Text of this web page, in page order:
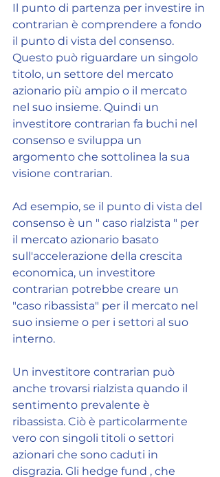
Il punto di partenza per investire in
contrarian è comprendere a fondo
il punto di vista del consenso.
Questo può riguardare un singolo
titolo, un settore del mercato
azionario più ampio o il mercato
nel suo insieme. Quindi un
investitore contrarian fa buchi nel
consenso e sviluppa un
argomento che sottolinea la sua
visione contrarian.
Ad esempio, se il punto di vista del
consenso è un " caso rialzista " per
il mercato azionario basato
sull'accelerazione della crescita
economica, un investitore
contrarian potrebbe creare un
"caso ribassista" per il mercato nel
suo insieme o per i settori al suo
interno.
Un investitore contrarian può
anche trovarsi rialzista quando il
sentimento prevalente è
ribassista. Ciò è particolarmente
vero con singoli titoli o settori
azionari che sono caduti in
disgrazia. Gli hedge fund , che